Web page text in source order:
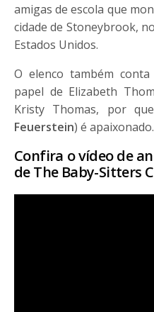
amigas de escola que
cidade de Stoneybrook,
Estados Unidos.
O elenco também conta
papel de Elizabeth
Kristy Thomas, por
Feuerstein) é apaixonado.
Confira o vídeo de
de The Baby-Sitters